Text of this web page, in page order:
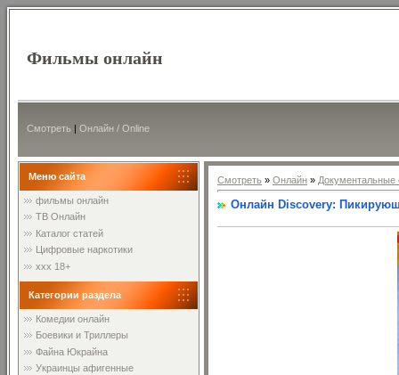
Фильмы онлайн
Смотреть | Онлайн / Online
Меню сайта
фильмы онлайн
ТВ Онлайн
Каталог статей
Цифровые наркотики
xxx 18+
Категории раздела
Комедии онлайн
Боевики и Триллеры
Файна Юкрайна
Украинцы афигенные
Смотреть » Онлайн » Документальные
Онлайн Discovery: